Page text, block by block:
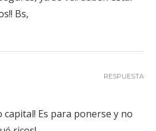
Bs,
capital! Es para ponerse y no
RESPUESTA